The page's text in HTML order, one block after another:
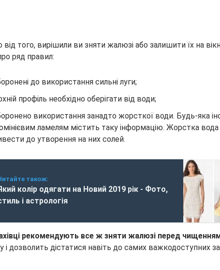
того, вирішили ви зняти жалюзі або залишити їх на
ряд правил:
до використання сильні луги;
профіль необхідно оберігати від води;
використання занадто жорсткої води. Будь-яка
ламелям містить таку інформацію. Жорстка
до утворення на них солей.
також:
колір одягати на Новий 2019 рік - Фото,
і астрологія
рекомендують все ж зняти жалюзі перед
і дозволить дістатися навіть до самих важкодоступних